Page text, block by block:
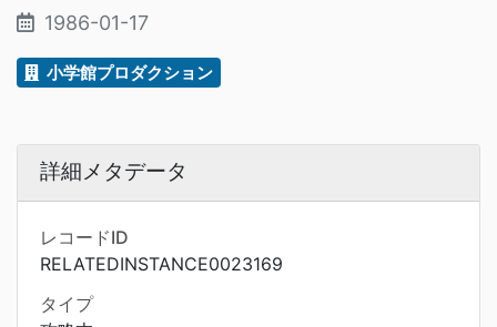
1986-01-17
小学館プロダクション
詳細メタデータ
レコードID
RELATEDINSTANCE0023169
タイプ